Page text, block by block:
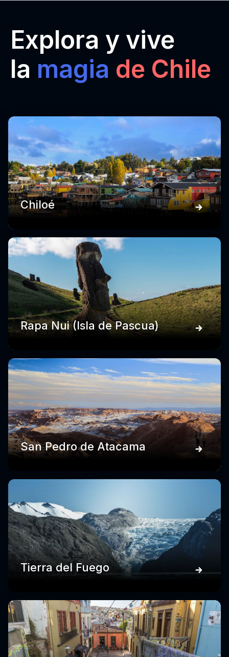
Explora y vive
la magia de Chile
Chiloé
Rapa Nui (Isla de Pascua)
San Pedro de Atacama
Tierra del Fuego